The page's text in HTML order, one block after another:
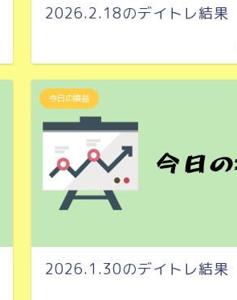
2026.2.18のデイトレ結果
今日の損益
2026.1.30のデイトレ結果